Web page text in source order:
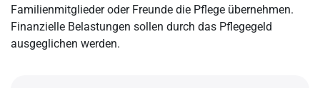
Familienmitglieder oder Freunde die Pflege übernehmen.
Finanzielle Belastungen sollen durch das Pflegegeld
ausgeglichen werden.